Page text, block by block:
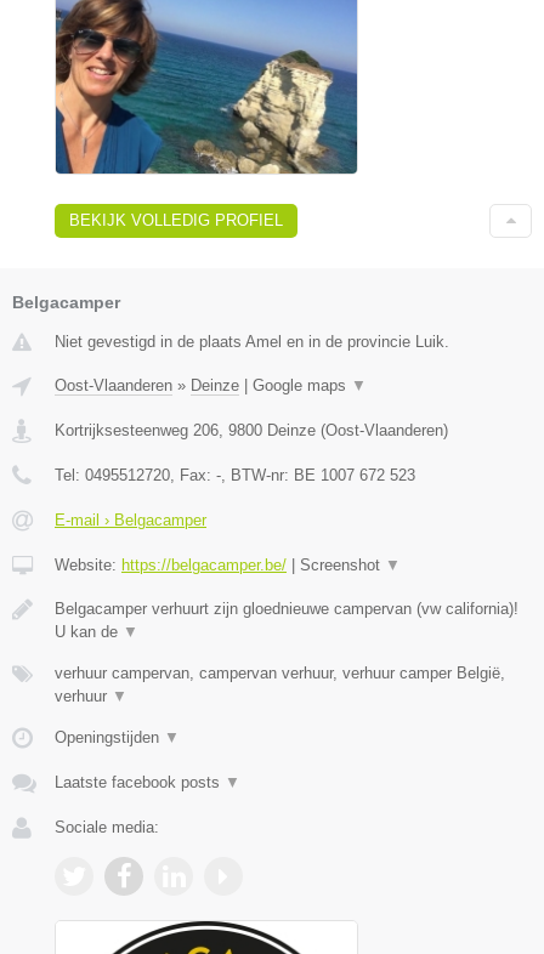
BEKIJK VOLLEDIG PROFIEL
Belgacamper
Niet gevestigd in de plaats Amel en in de provincie Luik.
Oost-Vlaanderen » Deinze Google maps ▼
Kortrijksesteenweg 206, 9800 Deinze (Oost-Vlaanderen)
Tel: 0495512720, Fax: -, BTW-nr: BE 1007 672 523
E-mail › Belgacamper
Website: https://belgacamper.be/ Screenshot ▼
Belgacamper verhuurt zijn gloednieuwe campervan (vw california)!
U kan de ▼
verhuur campervan, campervan verhuur, verhuur camper België,
verhuur ▼
Openingstijden ▼
Laatste facebook posts ▼
Sociale media: